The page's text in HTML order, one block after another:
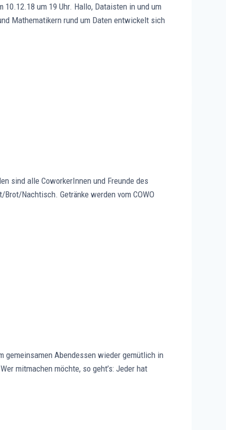
um 19 Uhr. Hallo, Dataisten in und um
Mathematikern rund um Daten entwickelt sich
sind alle CoworkerInnen und Freunde des
Nachtisch. Getränke werden vom COWO
gemeinsamen Abendessen wieder gemütlich in
mitmachen möchte, so geht’s: Jeder hat